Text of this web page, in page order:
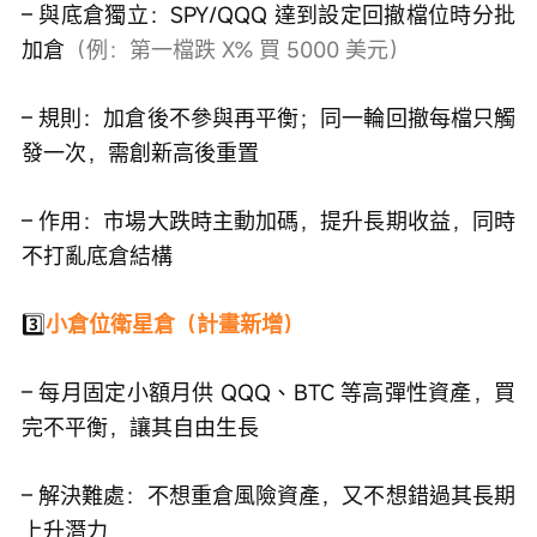
– 與底倉獨立：SPY/QQQ 達到設定回撤檔位時分批
加倉 （例：第一檔跌 X% 買 5000 美元）
– 規則：加倉後不參與再平衡；同一輪回撤每檔只觸
發一次，需創新高後重置
– 作用：市場大跌時主動加碼，提升長期收益，同時
不打亂底倉結構
3️⃣小倉位衛星倉（計畫新增）
– 每月固定小額月供 QQQ、BTC 等高彈性資產，買
完不平衡，讓其自由生長
– 解決難處：不想重倉風險資產，又不想錯過其長期
上升潛力